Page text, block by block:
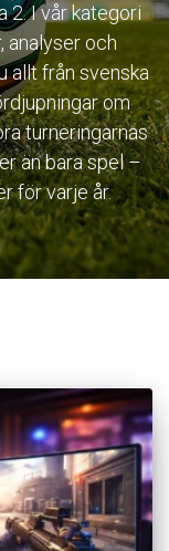
2. I vår kategori
analyser och
allt från svenska
om
turneringarnas
än bara spel –
för varje år.